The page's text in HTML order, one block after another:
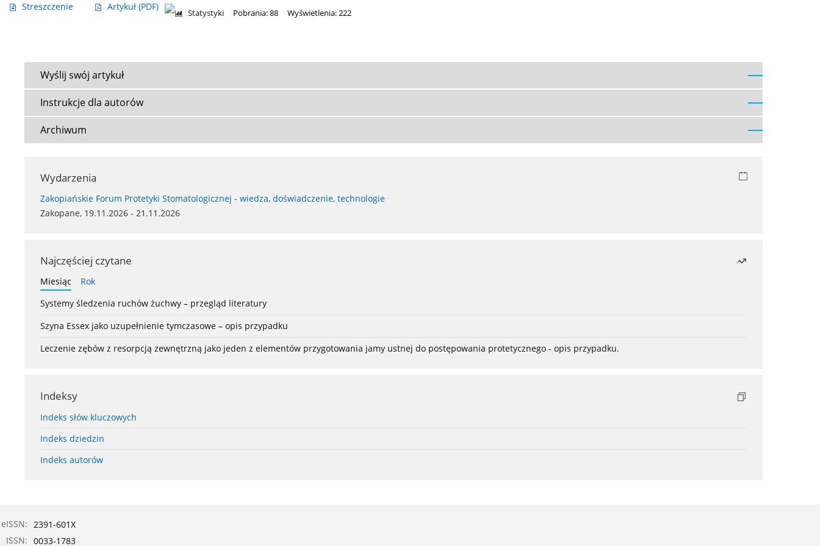
Streszczenie Artykuł (PDF)
Statystyki Pobrania: 88 Wyświetlenia: 222
Wyślij swój artykuł
Instrukcje dla autorów
Archiwum
Wydarzenia
Zakopiańskie Forum Protetyki Stomatologicznej - wiedza, doświadczenie, technologie
Zakopane, 19.11.2026 - 21.11.2026
Najczęściej czytane
Miesiąc
Rok
Systemy śledzenia ruchów żuchwy – przegląd literatury
Szyna Essex jako uzupełnienie tymczasowe – opis przypadku
Leczenie zębów z resorpcją zewnętrzną jako jeden z elementów przygotowania jamy ustnej do postępowania protetycznego - opis przypadku.
Indeksy
Indeks słów kluczowych
Indeks dziedzin
Indeks autorów
eISSN: 2391-601X
ISSN: 0033-1783